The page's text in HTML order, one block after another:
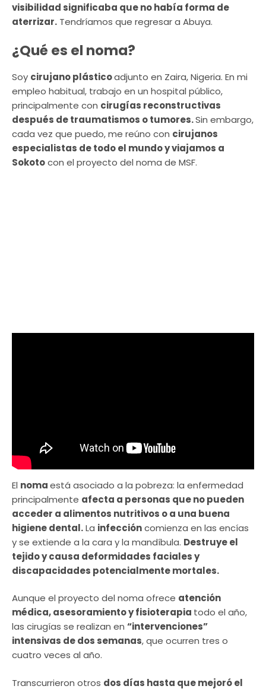
visibilidad significaba que no había forma de
aterrizar. Tendríamos que regresar a Abuya.
¿Qué es el noma?
Soy cirujano plásticoadjunto en Zaira, Nigeria. En mi
empleo habitual, trabajo en un hospital público,
principalmente con cirugías reconstructivas
después de traumatismos o tumores.Sin embargo,
cada vez que puedo, me reúno con cirujanos
especialistas de todo el mundo y viajamos a
Sokotocon el proyecto del noma de MSF.
El nomaestá asociado a la pobreza: la enfermedad
principalmente afecta a personas que no pueden
acceder a alimentos nutritivos o a una buena
higiene dental.La infeccióncomienza en las encías
y se extiende a la cara y la mandíbula. Destruye el
tejido y causa deformidades faciales y
discapacidades potencialmente mortales.
Aunque el proyecto del noma ofrece atención
médica, asesoramiento y fisioterapia todo el año,
las cirugías se realizan en “intervenciones”
intensivas de dos semanas, que ocurren tres o
cuatro veces al año.
Transcurrieron otros dos días hasta que mejoró el